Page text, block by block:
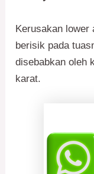
Kerusakan lower
berisik pada
disebabkan oleh
karat.